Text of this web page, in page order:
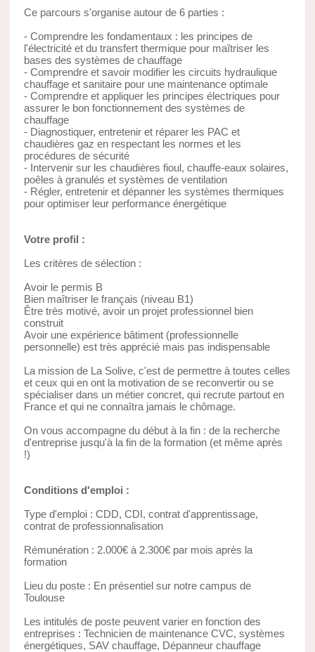
Ce parcours s'organise autour de 6 parties :
- Comprendre les fondamentaux : les principes de
l'électricité et du transfert thermique pour maîtriser les
bases des systèmes de chauffage
- Comprendre et savoir modifier les circuits hydraulique
chauffage et sanitaire pour une maintenance optimale
- Comprendre et appliquer les principes électriques pour
assurer le bon fonctionnement des systèmes de
chauffage
- Diagnostiquer, entretenir et réparer les PAC et
chaudières gaz en respectant les normes et les
procédures de sécurité
- Intervenir sur les chaudières fioul, chauffe-eaux solaires,
poêles à granulés et systèmes de ventilation
- Régler, entretenir et dépanner les systèmes thermiques
pour optimiser leur performance énergétique
Votre profil :
Les critères de sélection :
Avoir le permis B
Bien maîtriser le français (niveau B1)
Être très motivé, avoir un projet professionnel bien
construit
Avoir une expérience bâtiment (professionnelle
personnelle) est très apprécié mais pas indispensable
La mission de La Solive, c'est de permettre à toutes celles
et ceux qui en ont la motivation de se reconvertir ou se
spécialiser dans un métier concret, qui recrute partout en
France et qui ne connaîtra jamais le chômage.
On vous accompagne du début à la fin : de la recherche
d'entreprise jusqu'à la fin de la formation (et même après
!)
Conditions d'emploi :
Type d'emploi : CDD, CDI, contrat d'apprentissage,
contrat de professionnalisation
Rémunération : 2.000€ à 2.300€ par mois après la
formation
Lieu du poste : En présentiel sur notre campus de
Toulouse
Les intitulés de poste peuvent varier en fonction des
entreprises : Technicien de maintenance CVC, systèmes
énergétiques, SAV chauffage, Dépanneur chauffage